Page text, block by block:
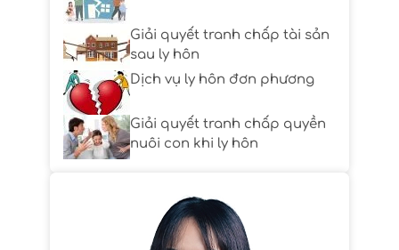
Giải quyết tranh chấp tài sản
sau ly hôn
Dịch vụ ly hôn đơn phương
Giải quyết tranh chấp quyền
nuôi con khi ly hôn